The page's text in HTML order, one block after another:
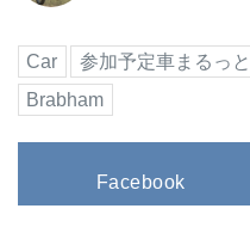
Car 参加予定車まるっと
Brabham
Facebook